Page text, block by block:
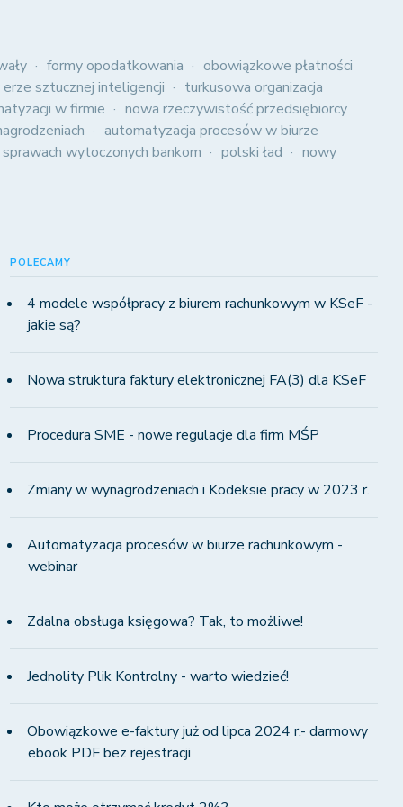
formy opodatkowania
obowiązkowe płatności
erze sztucznej inteligencji
turkusowa organizacja
w firmie
nowa rzeczywistość przedsiębiorcy
automatyzacja procesów w biurze
wytoczonych bankom polski ład
nowy
POLECAMY
4 modele współpracy z biurem rachunkowym w KSeF -
jakie są?
Nowa struktura faktury elektronicznej FA(3) dla KSeF
Procedura SME - nowe regulacje dla firm MŚP
Zmiany w wynagrodzeniach i Kodeksie pracy w 2023 r.
Automatyzacja procesów w biurze rachunkowym -
webinar
Zdalna obsługa księgowa? Tak, to możliwe!
Jednolity Plik Kontrolny - warto wiedzieć!
Obowiązkowe e-faktury już od lipca 2024 r.- darmowy
ebook PDF bez rejestracji